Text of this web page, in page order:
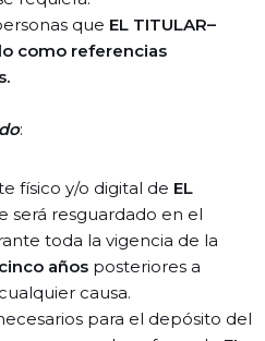
que EL TITULAR–
como referencias
:
físico y/o digital de EL
será resguardado en el
toda la vigencia de la
años posteriores a
causa.
para el depósito del